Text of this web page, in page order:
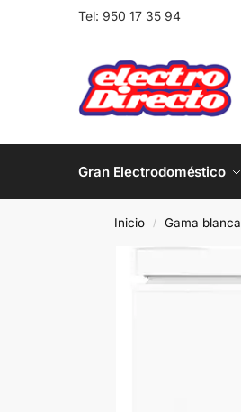
Tel: 950 17 35 94
Gran Electrodoméstico
Inicio / Gama blanca